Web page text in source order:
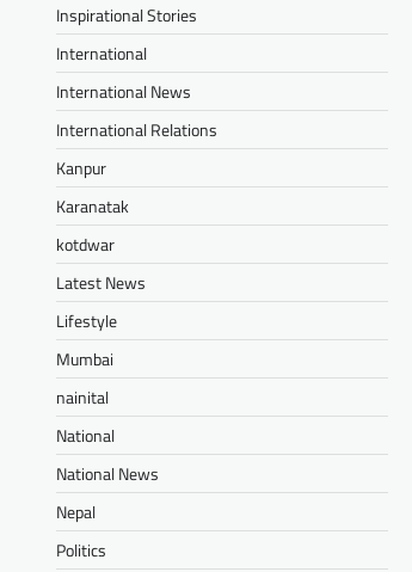
Inspirational Stories
International
International News
International Relations
Kanpur
Karanatak
kotdwar
Latest News
Lifestyle
Mumbai
nainital
National
National News
Nepal
Politics